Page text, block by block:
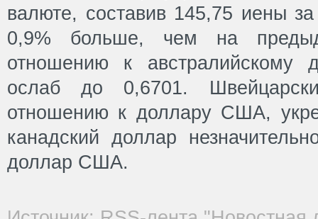
валюте, составив 145,75 иены
0,9% больше, чем на
отношению к
ослаб до 0,6701.
отношению к доллару США,
канадский доллар
доллар США.